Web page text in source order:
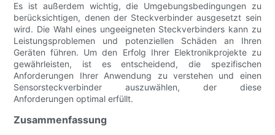
Es ist außerdem wichtig, die Umgebungsbedingungen zu
berücksichtigen, denen der Steckverbinder ausgesetzt sein
wird. Die Wahl eines ungeeigneten Steckverbinders kann zu
Leistungsproblemen und potenziellen Schäden an Ihren
Geräten führen. Um den Erfolg Ihrer Elektronikprojekte zu
gewährleisten, ist es entscheidend, die spezifischen
Anforderungen Ihrer Anwendung zu verstehen und einen
Sensorsteckverbinder auszuwählen, der diese
Anforderungen optimal erfüllt.
Zusammenfassung